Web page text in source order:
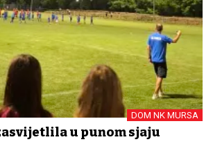
DOM NK MURSA
u punom sjaju